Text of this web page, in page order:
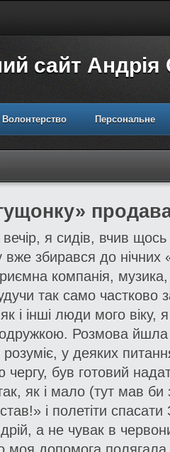
сайт Андрія
Волонтерство Персональне
я сидів, вчив
вже збирався до нічних
компанія, музика,
так само частково
і інші люди мого віку,
Розмова
у деяких
був готовий
як і мало (тут мав би
і полетіти
а не чувак в